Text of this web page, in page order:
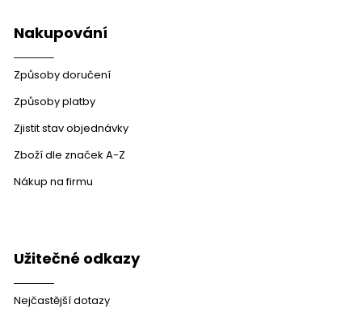
Nakupování
Způsoby doručení
Způsoby platby
Zjistit stav objednávky
Zboží dle značek A-Z
Nákup na firmu
Užitečné odkazy
Nejčastější dotazy